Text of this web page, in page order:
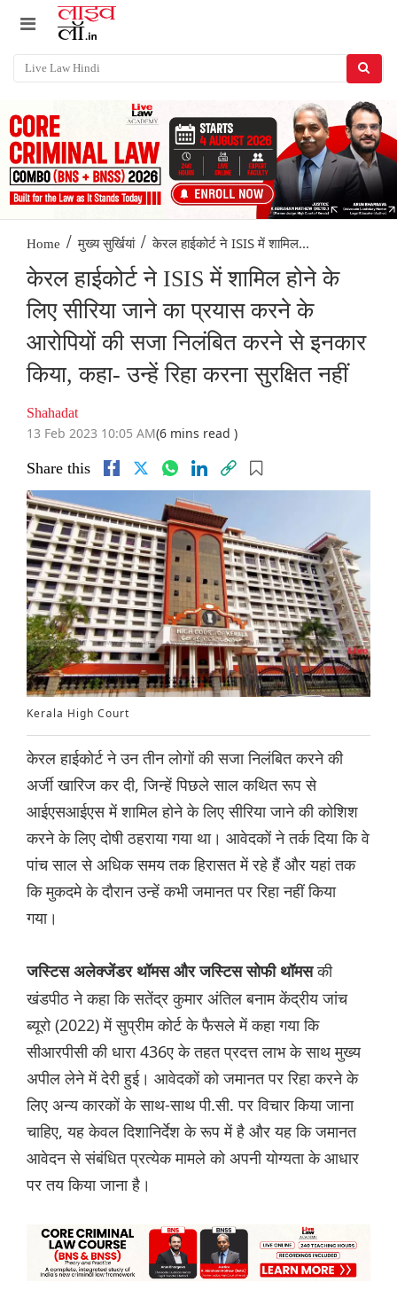
Home / मुख्य सुर्खियां / केरल हाईकोर्ट ने ISIS में शामिल...
केरल हाईकोर्ट ने ISIS में शामिल होने के
लिए सीरिया जाने का प्रयास करने के
आरोपियों की सजा निलंबित करने से इनकार
किया, कहा- उन्हें रिहा करना सुरक्षित नहीं
Shahadat
13 Feb 2023 10:05 AM(6 mins read )
Share this
Kerala High Court
केरल हाईकोर्ट ने उन तीन लोगों की सजा निलंबित करने की
अर्जी खारिज कर दी, जिन्हें पिछले साल कथित रूप से
आईएसआईएस में शामिल होने के लिए सीरिया जाने की कोशिश
करने के लिए दोषी ठहराया गया था। आवेदकों ने तर्क दिया कि वे
पांच साल से अधिक समय तक हिरासत में रहे हैं और यहां तक
कि मुकदमे के दौरान उन्हें कभी जमानत पर रिहा नहीं किया
गया।
जस्टिस अलेक्जेंडर थॉमस और जस्टिस सोफी थॉमसकी
खंडपीठ ने कहा कि सतेंद्र कुमार अंतिल बनाम केंद्रीय जांच
ब्यूरो (2022) में सुप्रीम कोर्ट के फैसले में कहा गया कि
सीआरपीसी की धारा 436ए के तहत प्रदत्त लाभ के साथ मुख्य
अपील लेने में देरी हुई। आवेदकों को जमानत पर रिहा करने के
लिए अन्य कारकों के साथ-साथ पी.सी. पर विचार किया जाना
चाहिए, यह केवल दिशानिर्देश के रूप में है और यह कि जमानत
आवेदन से संबंधित प्रत्येक मामले को अपनी योग्यता के आधार
पर तय किया जाना है।